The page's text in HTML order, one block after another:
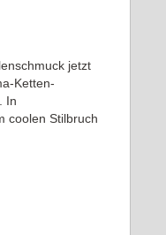
jetzt
Ketten-
In
coolen Stilbruch